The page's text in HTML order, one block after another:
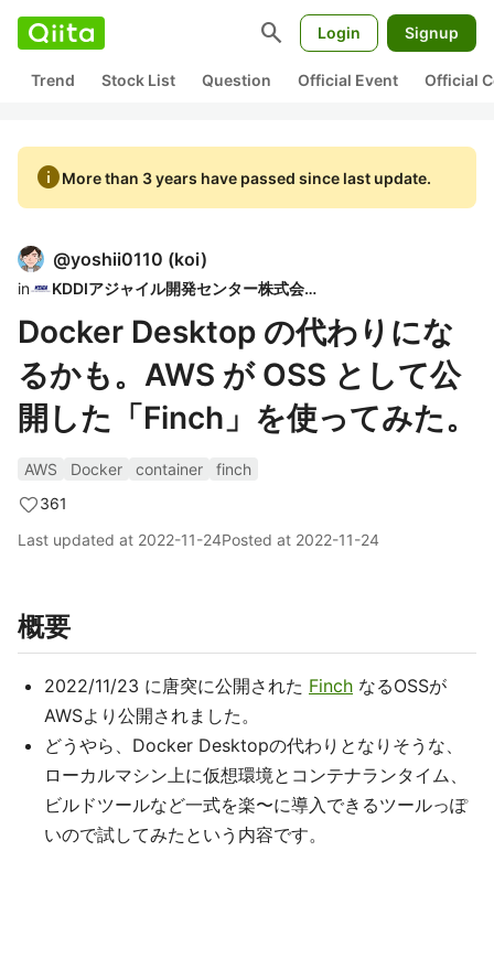
search Login Signup
Trend Stock List Question Official Event Official
infoMore than 3 years have passed since last update.
@yoshii0110 (koi)
in KDDIアジャイル開発センター株式会社
Docker Desktop の代わりにな
るかも。AWS が OSS として公
開した「Finch」を使ってみた。
AWS Docker container
finch
361
Last updated at 2022-11-24Posted at 2022-11-24
概要
2022/11/23 に唐突に公開された Finch なるOSSが
AWSより公開されました。
どうやら、Docker Desktopの代わりとなりそうな、
ローカルマシン上に仮想環境とコンテナランタイム、
ビルドツールなど一式を楽〜に導入できるツールっぽ
いので試してみたという内容です。